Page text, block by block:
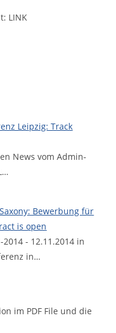
LINK
Leipzig: Track
News vom Admin-
Bewerbung für
is open
- 12.11.2014 in
in…
im PDF File und die